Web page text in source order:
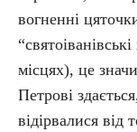
вогненні
місцях), це
Петрові
відірвалися від